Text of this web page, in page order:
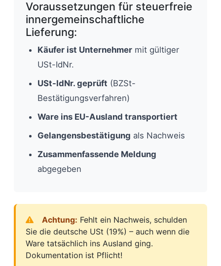
Voraussetzungen für steuerfreie
innergemeinschaftliche
Lieferung:
Käufer ist Unternehmer mit gültiger
USt-IdNr.
USt-IdNr. geprüft (BZSt-
Bestätigungsverfahren)
Ware ins EU-Ausland transportiert
Gelangensbestätigung als Nachweis
Zusammenfassende Meldung
abgegeben
Achtung: Fehlt ein Nachweis, schulden
Sie die deutsche USt (19%) – auch wenn die
Ware tatsächlich ins Ausland ging.
Dokumentation ist Pflicht!